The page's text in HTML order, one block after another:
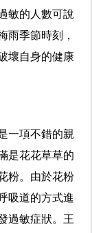
敏的人數可說
雨季節時刻，
壞自身的健康
項不錯的親
是花花草草的
粉。由於花粉
吸道的方式進
過敏症狀。王